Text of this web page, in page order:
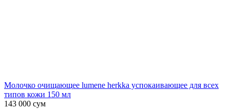
Молочко очищающее lumene herkka успокаивающее для всех
типов кожи 150 мл
143 000 сум